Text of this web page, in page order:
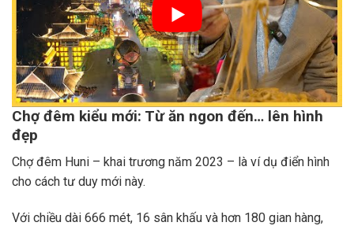
Chợ đêm kiểu mới: Từ ăn ngon đến… lên hình
đẹp
Chợ đêm Huni – khai trương năm 2023 – là ví dụ điển hình
cho cách tư duy mới này.
Với chiều dài 666 mét, 16 sân khấu và hơn 180 gian hàng,